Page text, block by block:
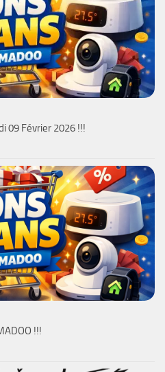
09 Février 2026 !!!
!!!